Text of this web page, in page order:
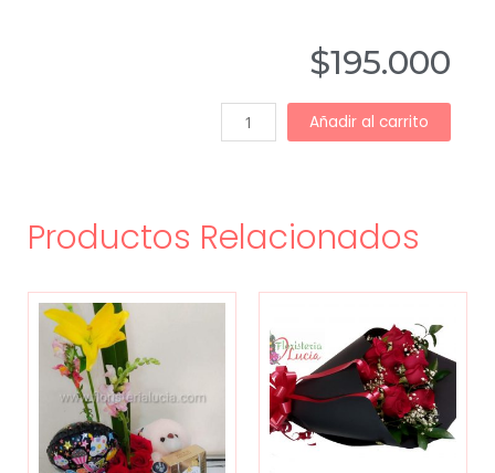
$195.000
Añadir al carrito
Productos Relacionados